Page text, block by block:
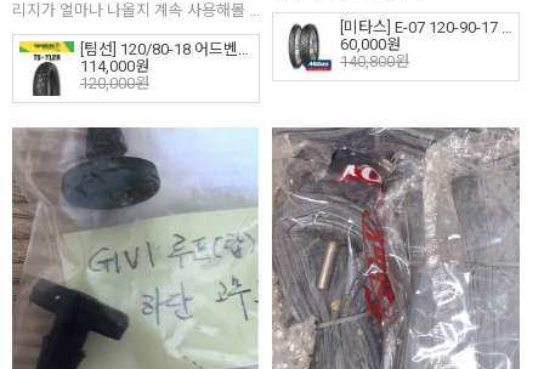
리지가 얼마나 나올지 계속 사용해볼 ...
[팀선] 120/80-18 어드벤처 타이어 TS-712R
114,000원
120,000원
[미타스] E-07 120-90-17 타이어 REAR (로얄엔필드 히말라얀)
60,000원
140,800원